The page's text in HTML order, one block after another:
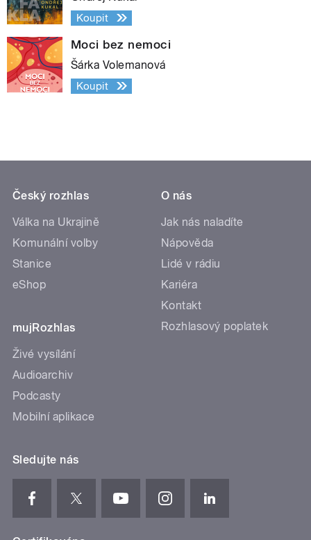
Koupit
Moci bez nemoci
Šárka Volemanová
Koupit
Český rozhlas
Válka na Ukrajině
Komunální volby
Stanice
eShop
mujRozhlas
Živé vysílání
Audioarchiv
Podcasty
Mobilní aplikace
O nás
Jak nás naladíte
Nápověda
Lidé v rádiu
Kariéra
Kontakt
Rozhlasový poplatek
Sledujte nás